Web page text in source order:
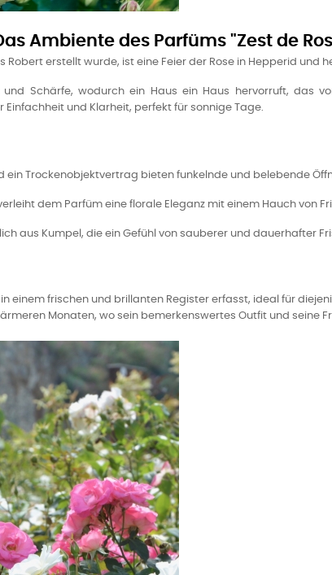
Ambiente des Parfüms "Zest de
Robert erstellt wurde, ist eine Feier der Rose in Hepperid und
und Schärfe, wodurch ein Haus ein Haus hervorruft, das
und Klarheit, perfekt für sonnige Tage.
ein Trockenobjektvertrag bieten funkelnde und belebende
dem Parfüm eine florale Eleganz mit einem Hauch von
aus Kumpel, die ein Gefühl von sauberer und dauerhafter
einem frischen und brillanten Register erfasst, ideal für
Monaten, wo sein bemerkenswertes Outfit und seine